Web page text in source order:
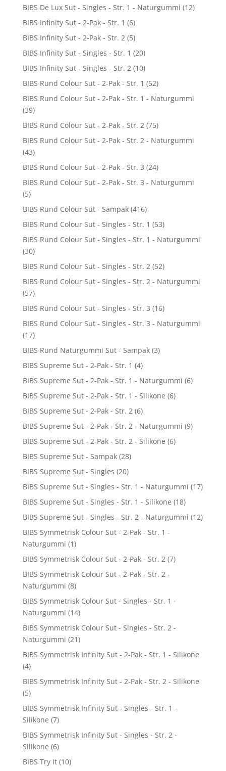
BIBS De Lux Sut - Singles - Str. 1 - Naturgummi (12)
BIBS Infinity Sut - 2-Pak - Str. 1 (6)
BIBS Infinity Sut - 2-Pak - Str. 2 (5)
BIBS Infinity Sut - Singles - Str. 1 (20)
BIBS Infinity Sut - Singles - Str. 2 (10)
BIBS Rund Colour Sut - 2-Pak - Str. 1 (52)
BIBS Rund Colour Sut - 2-Pak - Str. 1 - Naturgummi
(39)
BIBS Rund Colour Sut - 2-Pak - Str. 2 (75)
BIBS Rund Colour Sut - 2-Pak - Str. 2 - Naturgummi
(43)
BIBS Rund Colour Sut - 2-Pak - Str. 3 (24)
BIBS Rund Colour Sut - 2-Pak - Str. 3 - Naturgummi
(5)
BIBS Rund Colour Sut - Sampak (416)
BIBS Rund Colour Sut - Singles - Str. 1 (53)
BIBS Rund Colour Sut - Singles - Str. 1 - Naturgummi
(30)
BIBS Rund Colour Sut - Singles - Str. 2 (52)
BIBS Rund Colour Sut - Singles - Str. 2 - Naturgummi
(57)
BIBS Rund Colour Sut - Singles - Str. 3 (16)
BIBS Rund Colour Sut - Singles - Str. 3 - Naturgummi
(17)
BIBS Rund Naturgummi Sut - Sampak (3)
BIBS Supreme Sut - 2-Pak - Str. 1 (4)
BIBS Supreme Sut - 2-Pak - Str. 1 - Naturgummi (6)
BIBS Supreme Sut - 2-Pak - Str. 1 - Silikone (6)
BIBS Supreme Sut - 2-Pak - Str. 2 (6)
BIBS Supreme Sut - 2-Pak - Str. 2 - Naturgummi (9)
BIBS Supreme Sut - 2-Pak - Str. 2 - Silikone (6)
BIBS Supreme Sut - Sampak (28)
BIBS Supreme Sut - Singles (20)
BIBS Supreme Sut - Singles - Str. 1 - Naturgummi (17)
BIBS Supreme Sut - Singles - Str. 1 - Silikone (18)
BIBS Supreme Sut - Singles - Str. 2 - Naturgummi (12)
BIBS Symmetrisk Colour Sut - 2-Pak - Str. 1 -
Naturgummi (1)
BIBS Symmetrisk Colour Sut - 2-Pak - Str. 2 (7)
BIBS Symmetrisk Colour Sut - 2-Pak - Str. 2 -
Naturgummi (8)
BIBS Symmetrisk Colour Sut - Singles - Str. 1 -
Naturgummi (14)
BIBS Symmetrisk Colour Sut - Singles - Str. 2 -
Naturgummi (21)
BIBS Symmetrisk Infinity Sut - 2-Pak - Str. 1 - Silikone
(4)
BIBS Symmetrisk Infinity Sut - 2-Pak - Str. 2 - Silikone
(5)
BIBS Symmetrisk Infinity Sut - Singles - Str. 1 -
Silikone (7)
BIBS Symmetrisk Infinity Sut - Singles - Str. 2 -
Silikone (6)
BIBS Try It (10)